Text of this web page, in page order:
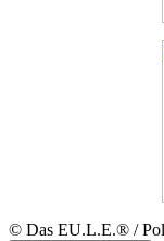
© Das EU.L.E.® /